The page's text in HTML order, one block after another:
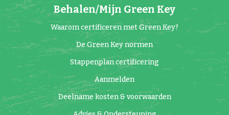
Behalen/Mijn Green Key
Waarom certificeren met Green Key?
De Green Key normen
Stappenplan certificering
Aanmelden
Deelname kosten & voorwaarden